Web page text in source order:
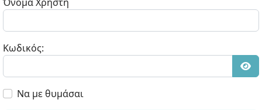
Κωδικός:
Να με θυμάσαι